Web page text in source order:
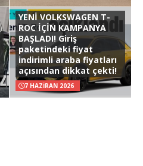
YENİ VOLKSWAGEN T-
ROC İÇİN KAMPANYA
BAŞLADI! Giriş
paketindeki fiyat
indirimli araba fiyatları
açısından dikkat çekti!
7 HAZIRAN 2026